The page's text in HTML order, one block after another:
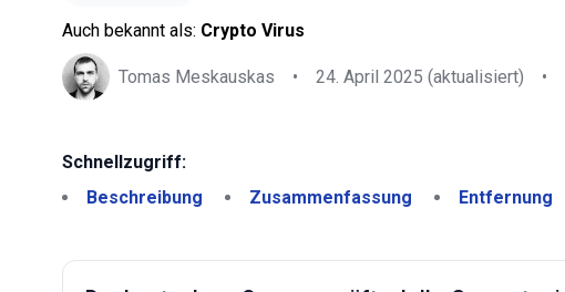
Auch bekannt als: Crypto Virus
Tomas Meskauskas • 24. April 2025 (aktualisiert) •
Schnellzugriff:
Beschreibung
Zusammenfassung Entfernung